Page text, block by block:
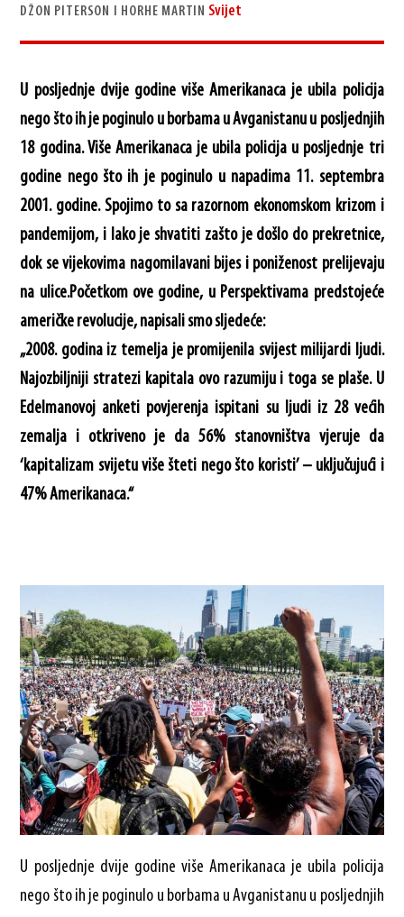
DŽON PITERSON I HORHE MARTIN Svijet
U posljednje dvije godine više Amerikanaca je ubila policija
nego što ih je poginulo u borbama u Avganistanu u posljednjih
18 godina. Više Amerikanaca je ubila policija u posljednje tri
godine nego što ih je poginulo u napadima 11. septembra
2001. godine. Spojimo to sa razornom ekonomskom krizom i
pandemijom, i lako je shvatiti zašto je došlo do prekretnice,
dok se vijekovima nagomilavani bijes i poniženost prelijevaju
na ulice.Početkom ove godine, u Perspektivama predstojeće
američke revolucije, napisali smo sljedeće:
„2008. godina iz temelja je promijenila svijest milijardi ljudi.
Najozbiljniji stratezi kapitala ovo razumiju i toga se plaše. U
Edelmanovoj anketi povjerenja ispitani su ljudi iz 28 većih
zemalja i otkriveno je da 56% stanovništva vjeruje da
‘kapitalizam svijetu više šteti nego što koristi’ – uključujući i
47% Amerikanaca.“
U posljednje dvije godine više Amerikanaca je ubila policija
nego što ih je poginulo u borbama u Avganistanu u posljednjih